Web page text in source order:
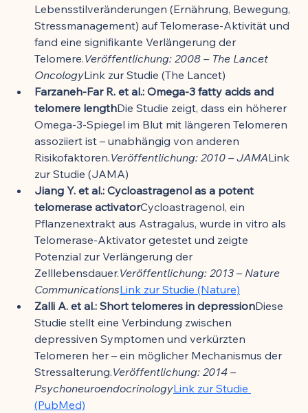
Lebensstilveränderungen (Ernährung, Bewegung,
Stressmanagement) auf Telomerase-Aktivität und
fand eine signifikante Verlängerung der
Telomere.Veröffentlichung: 2008 – The Lancet
OncologyLink zur Studie (The Lancet)
Farzaneh-Far R. et al.: Omega-3 fatty acids and
telomere lengthDie Studie zeigt, dass ein höherer
Omega-3-Spiegel im Blut mit längeren Telomeren
assoziiert ist – unabhängig von anderen
Risikofaktoren.Veröffentlichung: 2010 – JAMALink
zur Studie (JAMA)
Jiang Y. et al.: Cycloastragenol as a potent
telomerase activatorCycloastragenol, ein
Pflanzenextrakt aus Astragalus, wurde in vitro als
Telomerase-Aktivator getestet und zeigte
Potenzial zur Verlängerung der
Zelllebensdauer.Veröffentlichung: 2013 – Nature
CommunicationsLink zur Studie (Nature)
Zalli A. et al.: Short telomeres in depressionDiese
Studie stellt eine Verbindung zwischen
depressiven Symptomen und verkürzten
Telomeren her – ein möglicher Mechanismus der
Stressalterung.Veröffentlichung: 2014 –
PsychoneuroendocrinologyLink zur Studie
(PubMed)